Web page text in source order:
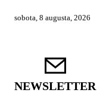
sobota, 8 augusta, 2026
NEWSLETTER